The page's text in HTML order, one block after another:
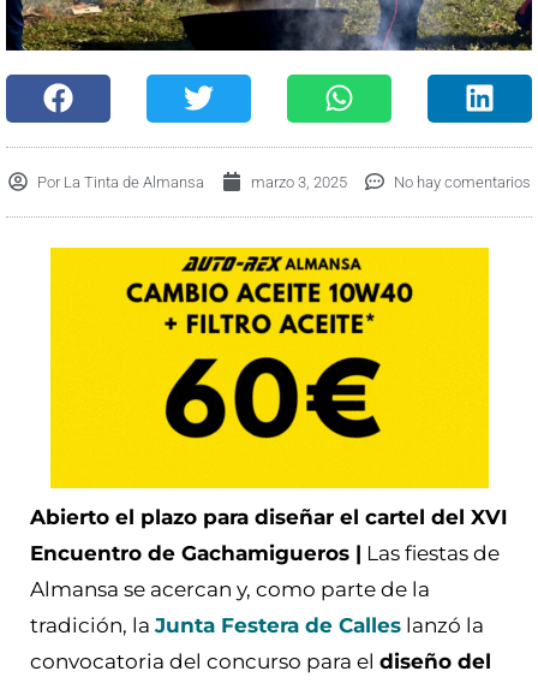
PorLa Tinta de Almansa marzo 3, 2025 No hay comentarios
Abierto el plazo para diseñar el cartel del XVI
Encuentro de Gachamigueros | Las fiestas de
Almansa se acercan y, como parte de la
tradición, la Junta Festera de Calles lanzó la
convocatoria del concurso para el diseño del